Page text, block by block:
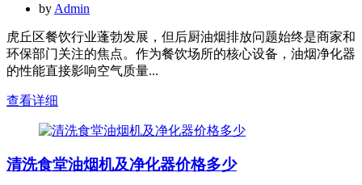
by Admin
虎丘区餐饮行业蓬勃发展，但后厨油烟排放问题始终是商家和
环保部门关注的焦点。作为餐饮场所的核心设备，油烟净化器
的性能直接影响空气质量...
查看详细
清洗食堂油烟机及净化器价格多少